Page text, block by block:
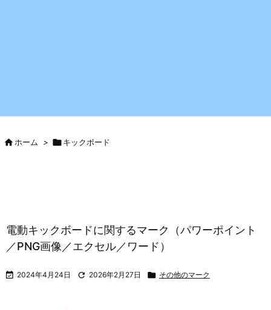
ホーム > キックボード
電動キックボードに関するマーク（パワーポイント
／PNG画像／エクセル／ワード）
 2024年4月24日  2026年2月27日  その他のマーク